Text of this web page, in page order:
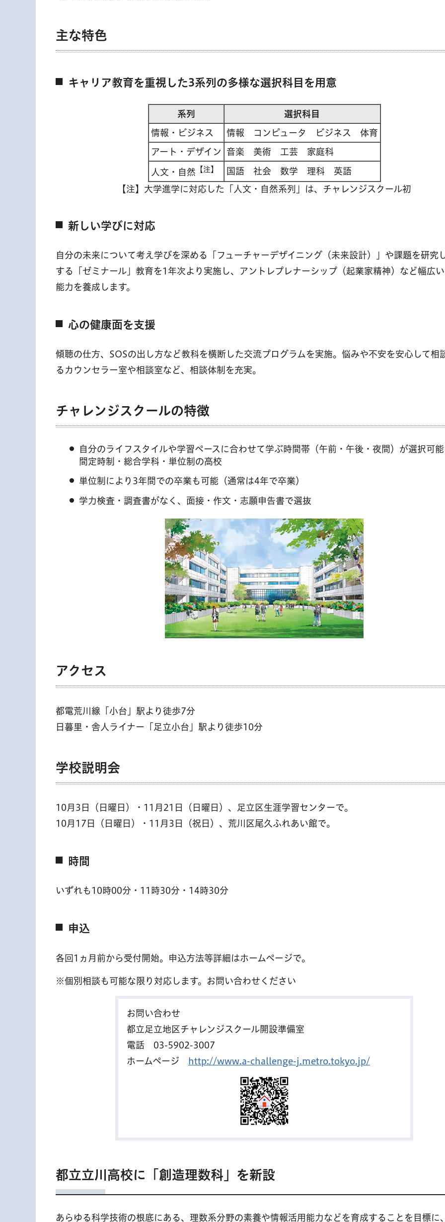
主な特色
キャリア教育を重視した3系列の多様な選択科目を用意
系列 選択科目
情報・ビジネス 情報 コンピュータ ビジネス 体育
アート・デザイン 音楽 美術 工芸 家庭科
人文・自然 【注】
国語 社会 数学 理科 英語
【注】大学進学に対応した「人文・自然系列」は、チャレンジスクール初
新しい学びに対応
自分の未来について考え学びを深める「フューチャーデザイニング（未来設計）」や課題を研究
する「ゼミナール」教育を1年次より実施し、アントレプレナーシップ（起業家精神）など幅広
能力を養成します。
心の健康面を支援
傾聴の仕方、SOSの出し方など教科を横断した交流プログラムを実施。悩みや不安を安心して相
るカウンセラー室や相談室など、相談体制を充実。
チャレンジスクールの特徴
自分のライフスタイルや学習ペースに合わせて学ぶ時間帯（午前・午後・夜間）が選択可
間定時制・総合学科・単位制の高校
単位制により3年間での卒業も可能（通常は4年で卒業）
学力検査・調査書がなく、面接・作文・志願申告書で選抜
アクセス
都電荒川線「小台」駅より徒歩7分
日暮里・舎人ライナー「足立小台」駅より徒歩10分
学校説明会
10月3日（日曜日）・11月21日（日曜日）、足立区生涯学習センターで。
10月17日（日曜日）・11月3日（祝日）、荒川区尾久ふれあい館で。
時間
いずれも10時00分・11時30分・14時30分
申込
各回1ヵ月前から受付開始。申込方法等詳細はホームページで。
※個別相談も可能な限り対応します。お問い合わせください
お問い合わせ
都立足立地区チャレンジスクール開設準備室
電話 03-5902-3007
ホームページ
http://www.a-challenge-j.metro.tokyo.jp/
都立立川高校に「創造理数科」を新設
あらゆる科学技術の根底にある、理数系分野の素養や情報活用能力などを育成することを目標に